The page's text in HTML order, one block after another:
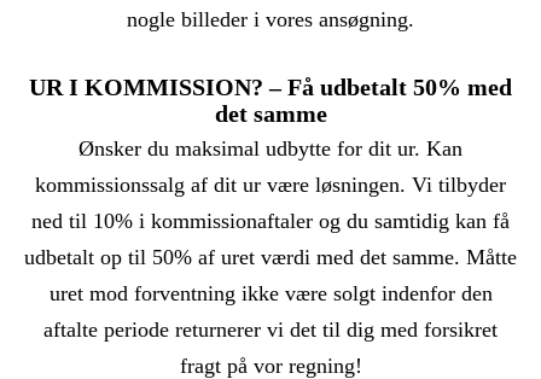
nogle billeder i vores ansøgning.
UR I KOMMISSION? – Få udbetalt 50% med
det samme
Ønsker du maksimal udbytte for dit ur. Kan
kommissionssalg af dit ur være løsningen. Vi tilbyder
ned til 10% i kommissionaftaler og du samtidig kan få
udbetalt op til 50% af uret værdi med det samme. Måtte
uret mod forventning ikke være solgt indenfor den
aftalte periode returnerer vi det til dig med forsikret
fragt på vor regning!